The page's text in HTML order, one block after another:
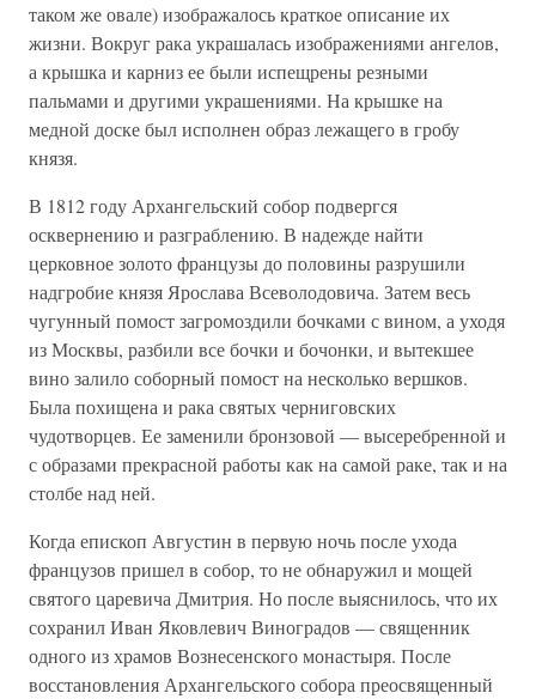
таком же овале) изображалось краткое описание их
жизни. Вокруг рака украшалась изображениями ангелов,
а крышка и карниз ее были испещрены резными
пальмами и другими украшениями. На крышке на
медной доске был исполнен образ лежащего в гробу
князя.
В 1812 году Архангельский собор подвергся
осквернению и разграблению. В надежде найти
церковное золото французы до половины разрушили
надгробие князя Ярослава Всеволодовича. Затем весь
чугунный помост загромоздили бочками с вином, а уходя
из Москвы, разбили все бочки и бочонки, и вытекшее
вино залило соборный помост на несколько вершков.
Была похищена и рака святых черниговских
чудотворцев. Ее заменили бронзовой — высеребренной и
с образами прекрасной работы как на самой раке, так и на
столбе над ней.
Когда епископ Августин в первую ночь после ухода
французов пришел в собор, то не обнаружил и мощей
святого царевича Дмитрия. Но после выяснилось, что их
сохранил Иван Яковлевич Виноградов — священник
одного из храмов Вознесенского монастыря. После
восстановления Архангельского собора преосвященный